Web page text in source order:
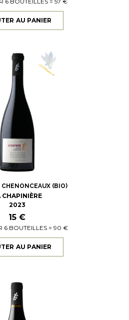
AU PANIER
(BIO)
CHAPINIÈRE
2023
15 €
6 BOUTEILLES = 90 €
AU PANIER